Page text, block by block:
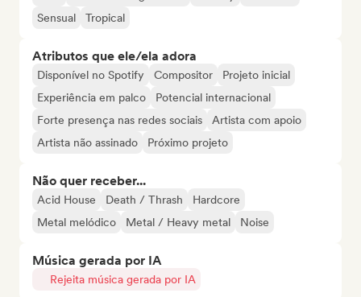
Sensual
Tropical
Atributos que ele/ela adora
Disponível no Spotify Compositor
Projeto inicial
Experiência em palco
Potencial internacional
Forte presença nas redes sociais
Artista com apoio
Artista não assinado
Próximo projeto
Não quer receber...
Acid House Death / Thrash
Hardcore
Metal melódico
Metal / Heavy metal Noise
Música gerada por IA
Rejeita música gerada por IA